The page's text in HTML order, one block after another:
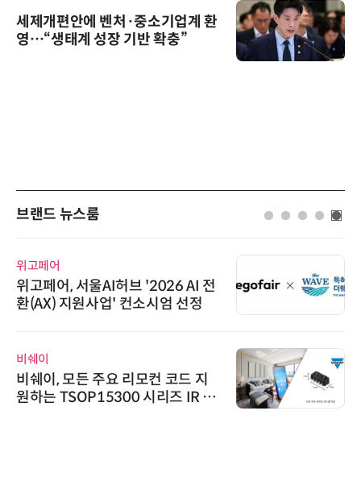
세제개편안에 벤처·중소기업계 환
영…“생태계 성장 기반 확충”
브랜드 뉴스룸
위고페어
위고페어, 서울AI허브 '2026 AI 전
환(AX) 지원사업' 컨소시엄 선정
비쉐이
비쉐이, 모든 주요 리모컨 코드 지
원하는 TSOP15300 시리즈 IR 수